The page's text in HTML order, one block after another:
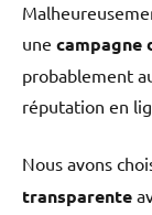
une campagne
probablement
réputation en
Nous avons
transparente